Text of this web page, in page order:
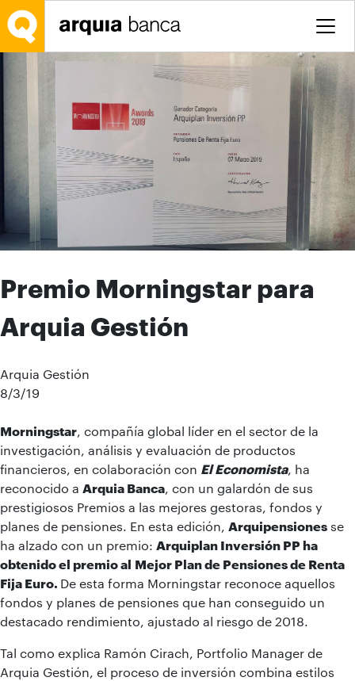
Saltar al contenido principal
Premio Morningstar para
Arquia Gestión
Arquia Gestión
8/3/19
Morningstar , compañía global líder en el sector de la
investigación, análisis y evaluación de productos
financieros, en colaboración con El Economista, ha
reconocido a Arquia Banca , con un galardón de sus
prestigiosos Premios a las mejores gestoras, fondos y
planes de pensiones. En esta edición, Arquipensiones se
ha alzado con un premio: Arquiplan Inversión PP ha
obtenido el premio al Mejor Plan de Pensiones de Renta
Fija Euro. De esta forma Morningstar reconoce aquellos
fondos y planes de pensiones que han conseguido un
destacado rendimiento, ajustado al riesgo de 2018.
Tal como explica Ramón Cirach, Portfolio Manager de
Arquia Gestión, el proceso de inversión combina estilos